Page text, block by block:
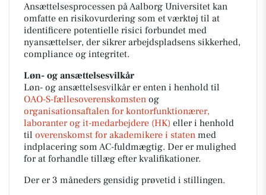
Ansættelsesprocessen på Aalborg Universitet kan
omfatte en risikovurdering som et værktøj til at
identificere potentielle risici forbundet med
nyansættelser, der sikrer arbejdspladsens sikkerhed,
compliance og integritet.
Løn- og ansættelsesvilkår
Løn- og ansættelsesvilkår er enten i henhold til
OAO-S-fællesoverenskomsten og
organisationsaftalen for kontorfunktionærer,
laboranter og it-medarbejdere (HK) eller i henhold
til overenskomst for akademikere i staten med
indplacering som AC-fuldmægtig. Der er mulighed
for at forhandle tillæg efter kvalifikationer.
Der er 3 måneders gensidig prøvetid i stillingen.